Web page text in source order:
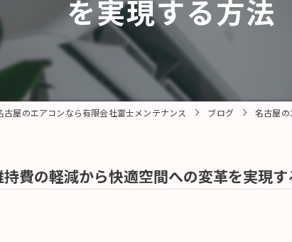
を実現する方法
古屋のエアコンなら有限会社富士メンテナンス ブログ 名古屋
費の軽減から快適空間への変革を実現